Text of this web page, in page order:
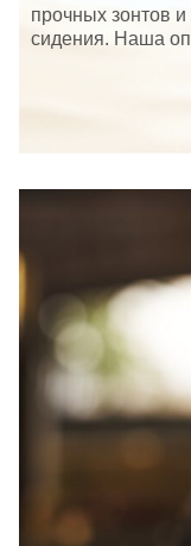
прочных зонтов
сидения. Наша